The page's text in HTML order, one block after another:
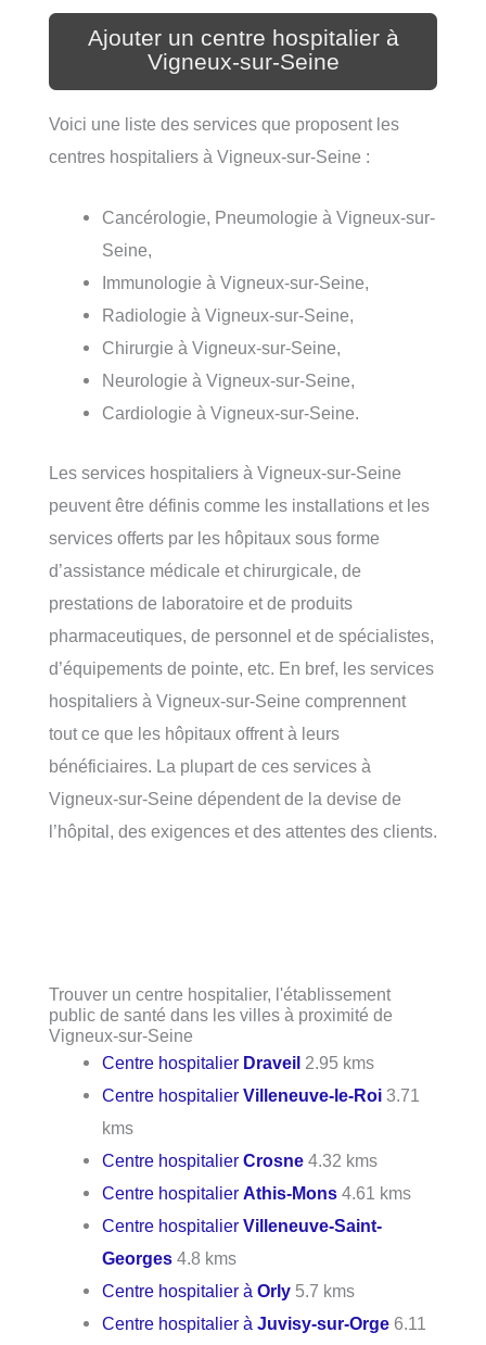
Ajouter un centre hospitalier à
Vigneux-sur-Seine
Voici une liste des services que proposent les
centres hospitaliers à Vigneux-sur-Seine :
Cancérologie, Pneumologie à Vigneux-sur-
Seine,
Immunologie à Vigneux-sur-Seine,
Radiologie à Vigneux-sur-Seine,
Chirurgie à Vigneux-sur-Seine,
Neurologie à Vigneux-sur-Seine,
Cardiologie à Vigneux-sur-Seine.
Les services hospitaliers à Vigneux-sur-Seine
peuvent être définis comme les installations et les
services offerts par les hôpitaux sous forme
d’assistance médicale et chirurgicale, de
prestations de laboratoire et de produits
pharmaceutiques, de personnel et de spécialistes,
d’équipements de pointe, etc. En bref, les services
hospitaliers à Vigneux-sur-Seine comprennent
tout ce que les hôpitaux offrent à leurs
bénéficiaires. La plupart de ces services à
Vigneux-sur-Seine dépendent de la devise de
l’hôpital, des exigences et des attentes des clients.
Trouver un centre hospitalier, l'établissement
public de santé dans les villes à proximité de
Vigneux-sur-Seine
Centre hospitalier Draveil 2.95 kms
Centre hospitalierVilleneuve-le-Roi 3.71
kms
Centre hospitalierCrosne 4.32 kms
Centre hospitalierAthis-Mons 4.61 kms
Centre hospitalierVilleneuve-Saint-
Georges 4.8 kms
Centre hospitalier àOrly 5.7 kms
Centre hospitalier àJuvisy-sur-Orge 6.11